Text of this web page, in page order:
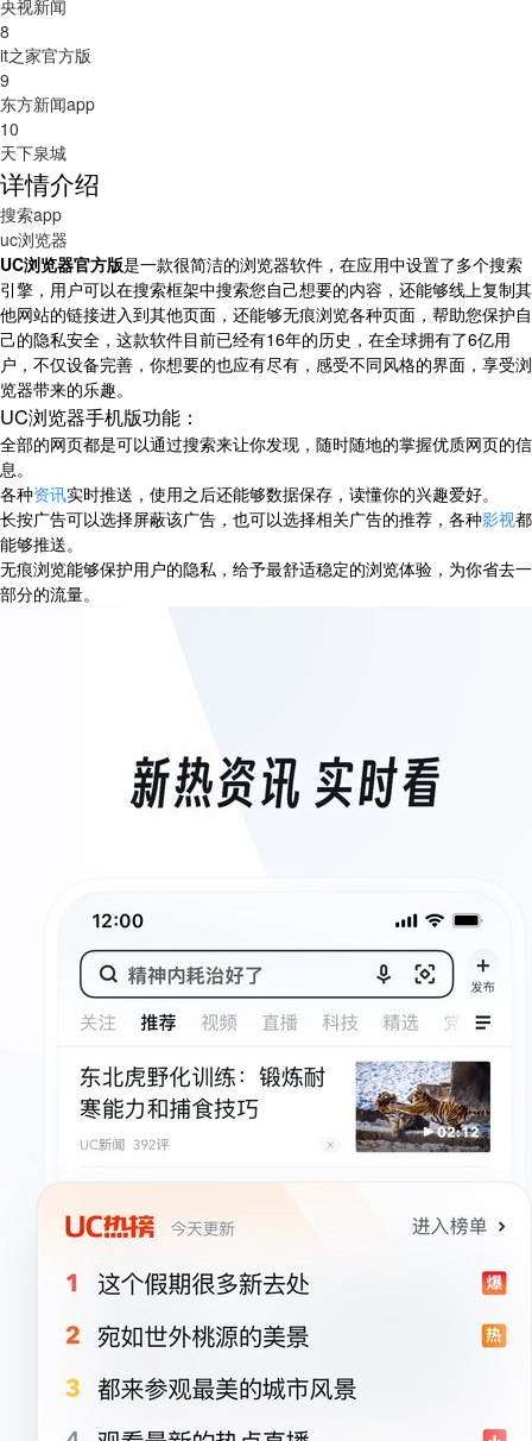
央视新闻
8
it之家官方版
9
东方新闻app
10
天下泉城
详情介绍
搜索app
uc浏览器
UC浏览器官方版是一款很简洁的浏览器软件，在应用中设置了多个搜索
引擎，用户可以在搜索框架中搜索您自己想要的内容，还能够线上复制其
他网站的链接进入到其他页面，还能够无痕浏览各种页面，帮助您保护自
己的隐私安全，这款软件目前已经有16年的历史，在全球拥有了6亿用
户，不仅设备完善，你想要的也应有尽有，感受不同风格的界面，享受浏
览器带来的乐趣。
UC浏览器手机版功能：
全部的网页都是可以通过搜索来让你发现，随时随地的掌握优质网页的信
息。
各种资讯实时推送，使用之后还能够数据保存，读懂你的兴趣爱好。
长按广告可以选择屏蔽该广告，也可以选择相关广告的推荐，各种影视都
能够推送。
无痕浏览能够保护用户的隐私，给予最舒适稳定的浏览体验，为你省去一
部分的流量。